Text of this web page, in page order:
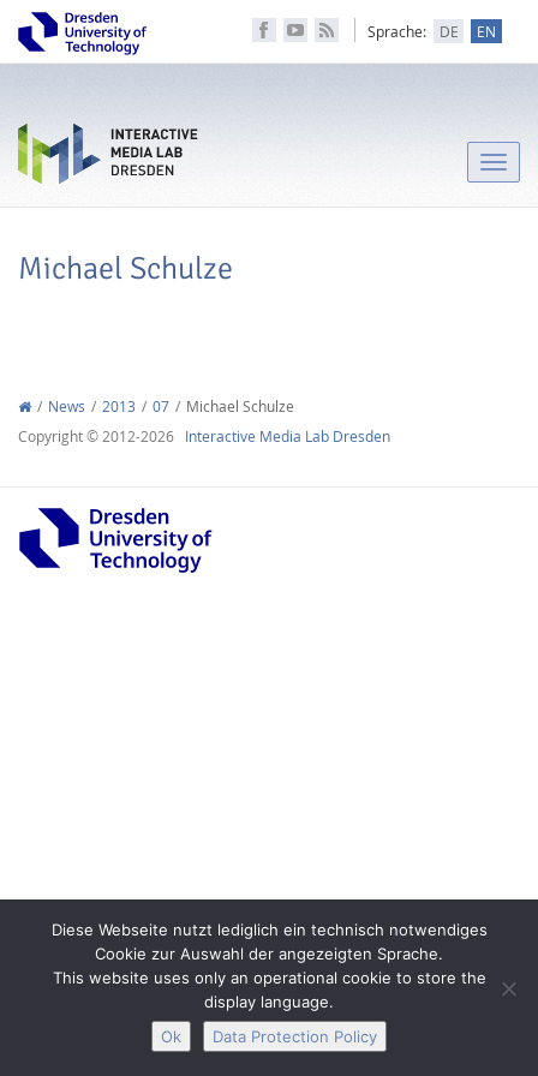
Sprache: DE EN
Toggle
Michael Schulze
News 2013 07
Michael Schulze
Copyright © 2012-2026 Interactive Media Lab Dresden
Diese Webseite nutzt lediglich ein technisch notwendiges
Cookie zur Auswahl der angezeigten Sprache.
This website uses only an operational cookie to store the
display language.
Ok
Data Protection Policy